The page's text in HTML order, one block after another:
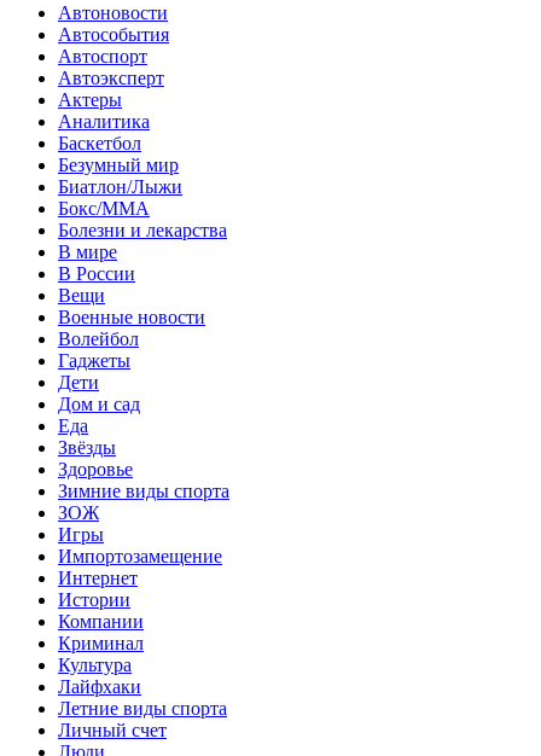
Автоновости
Автособытия
Автоспорт
Автоэксперт
Актеры
Аналитика
Баскетбол
Безумный мир
Биатлон/Лыжи
Бокс/MMA
Болезни и лекарства
В мире
В России
Вещи
Военные новости
Волейбол
Гаджеты
Дети
Дом и сад
Еда
Звёзды
Здоровье
Зимние виды спорта
ЗОЖ
Игры
Импортозамещение
Интернет
Истории
Компании
Криминал
Культура
Лайфхаки
Летние виды спорта
Личный счет
Люди